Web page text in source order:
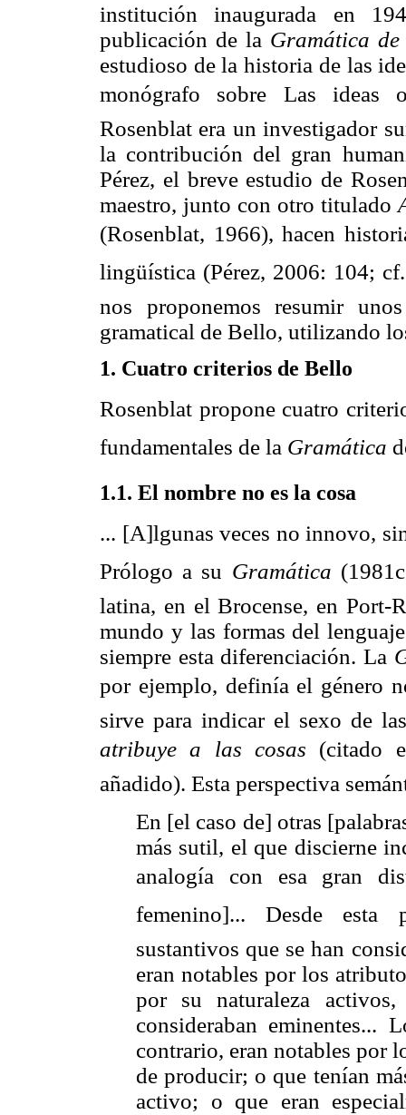
institución inaugurada en
publicación de la Gramática
estudioso de la historia de las
monógrafo sobre Las
Rosenblat era un investigador
la contribución del gran
Pérez, el breve estudio de
maestro, junto con otro titulado
(Rosenblat, 1966), hacen
lingüística (Pérez, 2006: 104;
nos proponemos resumir
gramatical de Bello, utilizando
1. Cuatro criterios de Bello
Rosenblat propone cuatro
fundamentales de la Gramática
1.1. El nombre no es la cosa
... [A]lgunas veces no innovo,
Prólogo a su Gramática
latina, en el Brocense, en Port-
mundo y las formas del
siempre esta diferenciación. La
por ejemplo, definía el género
sirve para indicar el sexo de
atribuye a las cosas 
añadido). Esta perspectiva
En [el caso de] otras
más sutil, el que discierne
analogía con esa gran
femenino]... Desde
sustantivos que se han
eran notables por los
por su naturaleza
consideraban eminentes...
contrario, eran notables por
de producir; o que tenían
activo; o que eran